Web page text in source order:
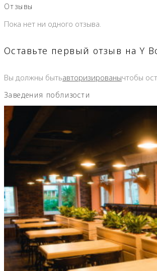
Отзывы
Пока нет ни одного отзыва.
Оставьте первый отзыв на Y
Вы должны бытьавторизированычтобы
Заведения поблизости